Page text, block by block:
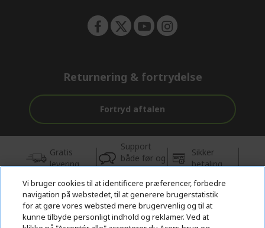
Returnering & fortrydelse
Fortryd aftalen
Gratis
levering
Support
både før og
efter købet
Sikker
betaling
© 2026 Acer Inc.
CPYou BV er autoriseret forhandler og sælger af de produkter og
tjenester, der tilbydes i denne butik.
Vi bruger cookies til at identificere præferencer, forbedre
navigation på webstedet, til at generere brugerstatistik
for at gøre vores websted mere brugervenlig og til at
kunne tilbyde personligt indhold og reklamer. Ved at